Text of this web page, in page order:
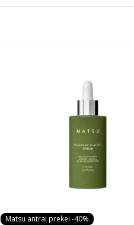
Matsu antrai prekei -40%